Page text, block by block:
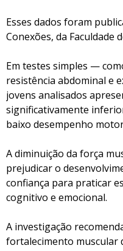
Esses dados foram
Conexões, da Faculdade
Em testes simples —
resistência abdominal e
jovens analisados
significativamente
baixo desempenho
A diminuição da força
prejudicar o
confiança para praticar
cognitivo e emocional.
A investigação
fortalecimento muscular